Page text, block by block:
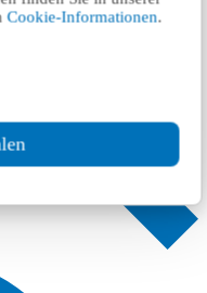
Cookie-Informationen.